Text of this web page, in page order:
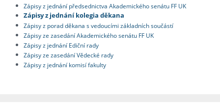
Zápisy z jednání předsednictva Akademického senátu FF UK
Zápisy z jednání kolegia děkana
Zápisy z porad děkana s vedoucími základních součástí
Zápisy ze zasedání Akademického senátu FF UK
Zápisy z jednání Ediční rady
Zápisy ze zasedání Vědecké rady
Zápisy z jednání komisí fakulty